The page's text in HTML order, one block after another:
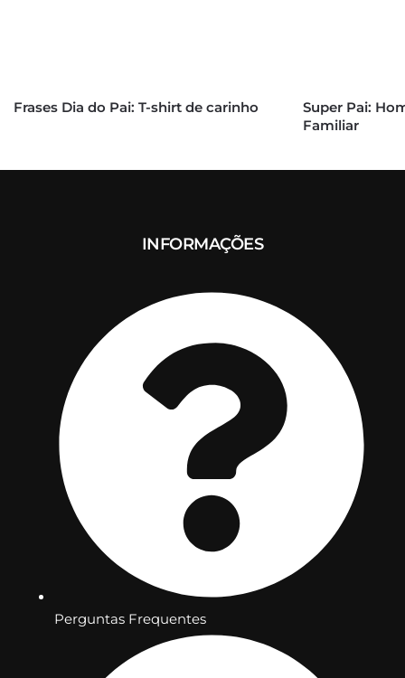
Frases Dia do Pai: T-shirt de carinho
Super Pai:
Familiar
INFORMAÇÕES
Perguntas Frequentes